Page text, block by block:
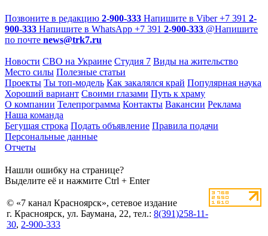
Позвоните в редакцию 2-900-333 Напишите в Viber +7 391 2-
900-333 Напишите в WhatsApp +7 391 2-900-333 @Напишите
по почте news@trk7.ru
Новости СВО на Украине Студия 7 Виды на жительство
Место силы Полезные статьи
Проекты Ты топ-модель Как закалялся край Популярная наука
Хороший вариант Своими глазами Путь к храму
О компании Телепрограмма Контакты Вакансии Реклама
Наша команда
Бегущая строка Подать объявление Правила подачи
Персональные данные
Отчеты
Нашли ошибку на странице?
Выделите её и нажмите Ctrl + Enter
© «7 канал Красноярск», сетевое издание
г. Красноярск, ул. Баумана, 22, тел.: 8(391)258-11-
30, 2-900-333